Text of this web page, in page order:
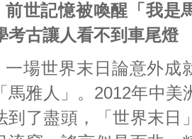
前世記憶被喚醒「我
考古讓人看不到車尾燈
一場世界末日論意外成
「馬雅人」。2012年中
到了盡頭，「世界末日